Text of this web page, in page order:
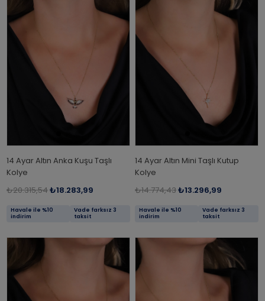
14 Ayar Altın Anka Kuşu Taşlı
Kolye
₺20.315,54₺18.283,99
Havale ile %10
indirim
Vade farksız 3
taksit
14 Ayar Altın Mini Taşlı Kutup
Kolye
₺14.774,43₺13.296,99
Havale ile %10
indirim
Vade farksız 3
taksit